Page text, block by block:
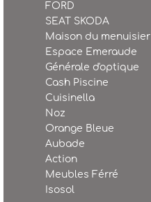
FORD
SEAT SKODA
Maison du menuisier
Espace Emeraude
Générale d'optique
Cash Piscine
Cuisinella
Noz
Orange Bleue
Aubade
Action
Meubles Férré
Isosol